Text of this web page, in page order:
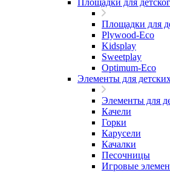
Площадки для
Площадки для
Plywood-Eco
Kidsplay
Sweetplay
Оptimum-Еco
Элементы для
Элементы для
Качели
Горки
Карусели
Качалки
Песочницы
Игровые